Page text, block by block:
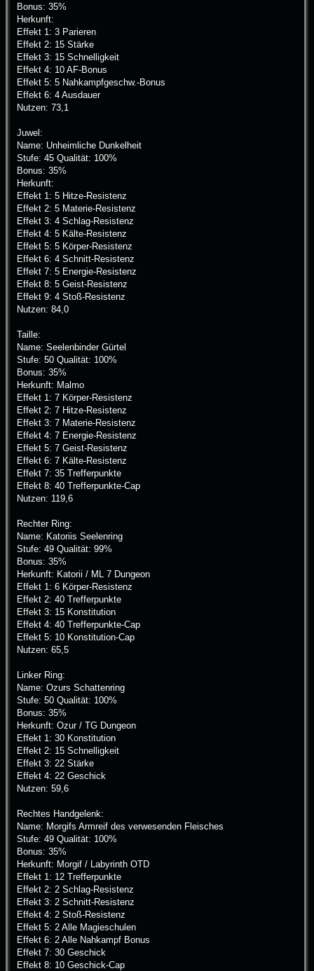
Bonus: 35%
Herkunft:
Effekt 1: 3 Parieren
Effekt 2: 15 Stärke
Effekt 3: 15 Schnelligkeit
Effekt 4: 10 AF-Bonus
Effekt 5: 5 Nahkampfgeschw.-Bonus
Effekt 6: 4 Ausdauer
Nutzen: 73,1
Juwel:
Name: Unheimliche Dunkelheit
Stufe: 45 Qualität: 100%
Bonus: 35%
Herkunft:
Effekt 1: 5 Hitze-Resistenz
Effekt 2: 5 Materie-Resistenz
Effekt 3: 4 Schlag-Resistenz
Effekt 4: 5 Kälte-Resistenz
Effekt 5: 5 Körper-Resistenz
Effekt 6: 4 Schnitt-Resistenz
Effekt 7: 5 Energie-Resistenz
Effekt 8: 5 Geist-Resistenz
Effekt 9: 4 Stoß-Resistenz
Nutzen: 84,0
Taille:
Name: Seelenbinder Gürtel
Stufe: 50 Qualität: 100%
Bonus: 35%
Herkunft: Malmo
Effekt 1: 7 Körper-Resistenz
Effekt 2: 7 Hitze-Resistenz
Effekt 3: 7 Materie-Resistenz
Effekt 4: 7 Energie-Resistenz
Effekt 5: 7 Geist-Resistenz
Effekt 6: 7 Kälte-Resistenz
Effekt 7: 35 Trefferpunkte
Effekt 8: 40 Trefferpunkte-Cap
Nutzen: 119,6
Rechter Ring:
Name: Katoriis Seelenring
Stufe: 49 Qualität: 99%
Bonus: 35%
Herkunft: Katorii / ML 7 Dungeon
Effekt 1: 6 Körper-Resistenz
Effekt 2: 40 Trefferpunkte
Effekt 3: 15 Konstitution
Effekt 4: 40 Trefferpunkte-Cap
Effekt 5: 10 Konstitution-Cap
Nutzen: 65,5
Linker Ring:
Name: Ozurs Schattenring
Stufe: 50 Qualität: 100%
Bonus: 35%
Herkunft: Ozur / TG Dungeon
Effekt 1: 30 Konstitution
Effekt 2: 15 Schnelligkeit
Effekt 3: 22 Stärke
Effekt 4: 22 Geschick
Nutzen: 59,6
Rechtes Handgelenk:
Name: Morgifs Armreif des verwesenden Fleisches
Stufe: 49 Qualität: 100%
Bonus: 35%
Herkunft: Morgif / Labyrinth OTD
Effekt 1: 12 Trefferpunkte
Effekt 2: 2 Schlag-Resistenz
Effekt 3: 2 Schnitt-Resistenz
Effekt 4: 2 Stoß-Resistenz
Effekt 5: 2 Alle Magieschulen
Effekt 6: 2 Alle Nahkampf Bonus
Effekt 7: 30 Geschick
Effekt 8: 10 Geschick-Cap